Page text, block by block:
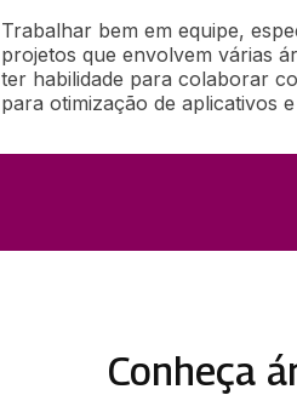
Trabalhar bem em equipe,
projetos que envolvem várias
ter habilidade para colaborar
para otimização de aplicativos
Conheça